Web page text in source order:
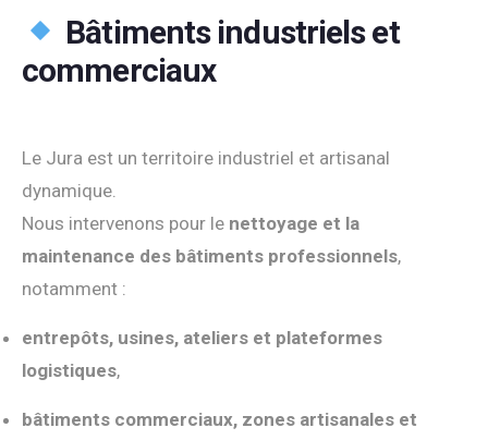
Bâtiments industriels et
commerciaux
Le Jura est un territoire industriel et artisanal
dynamique.
Nous intervenons pour le nettoyage et la
maintenance des bâtiments professionnels,
notamment :
entrepôts, usines, ateliers et plateformes
logistiques,
bâtiments commerciaux, zones artisanales et